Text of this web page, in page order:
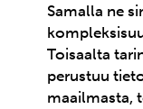
Samalla ne
Toisaalta
perustuu
maailmasta,